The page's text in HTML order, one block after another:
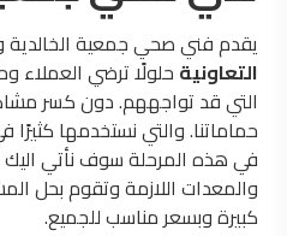
يقدم فني صحي جمعية الخالدية و
التعاونيةحلولًا ترضي العملاء
التي قد تواجههم. دون كسر
حماماتنا. والتي نستخدمها كثيرًا
في هذه المرحلة سوف نأتي اليك
والمعدات اللازمة وتقوم بحل
كبيرة وبسعر مناسب للجميع.